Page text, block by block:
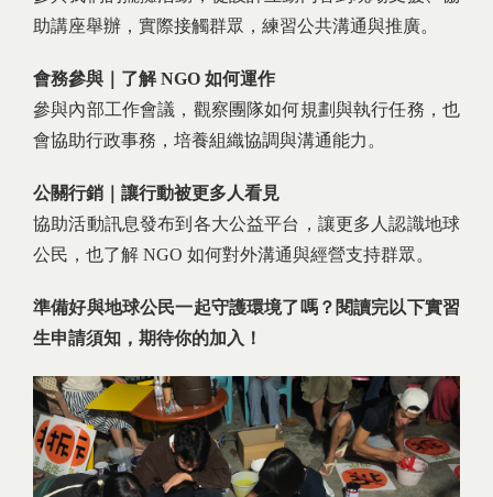
助講座舉辦，實際接觸群眾，練習公共溝通與推廣。
會務參與｜了解 NGO 如何運作
參與內部工作會議，觀察團隊如何規劃與執行任務，也
會協助行政事務，培養組織協調與溝通能力。
公關行銷｜讓行動被更多人看見
協助活動訊息發布到各大公益平台，讓更多人認識地球
公民，也了解 NGO 如何對外溝通與經營支持群眾。
準備好與地球公民一起守護環境了嗎？閱讀完以下實習
生申請須知，期待你的加入！